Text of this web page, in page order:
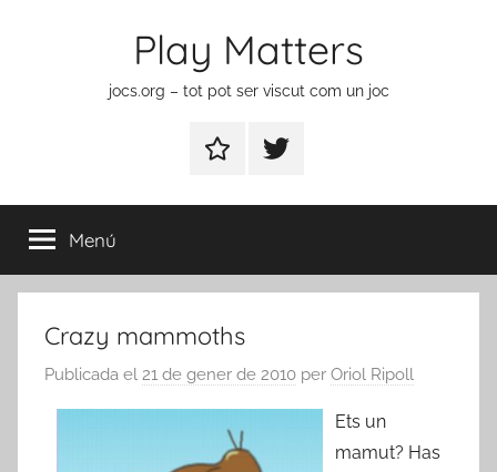
Play Matters
jocs.org – tot pot ser viscut com un joc
ContactarElement
menú
Menú
Crazy mammoths
Publicada el 21 de gener de 2010 per Oriol Ripoll
Ets un
mamut? Has